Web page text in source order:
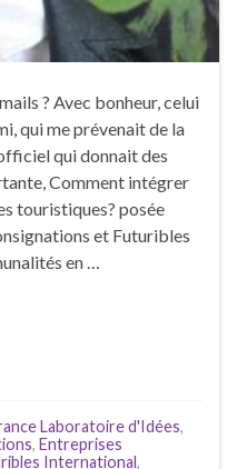
? Avec bonheur, celui
qui me prévenait de la
qui donnait des
Comment intégrer
touristiques? posée
et Futuribles
en …
Laboratoire d'Idées,
, Entreprises
International,